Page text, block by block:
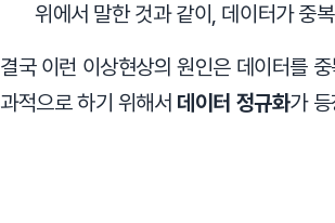
위에서 말한 것과 같이, 데이터가 중
결국 이런 이상현상의 원인은 데이터를
과적으로 하기 위해서 데이터 정규화가